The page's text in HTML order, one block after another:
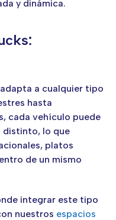
y dinámica.
a cualquier tipo
hasta
cada vehículo puede
distinto, lo que
platos
de un mismo
integrar este tipo
nuestros espacios